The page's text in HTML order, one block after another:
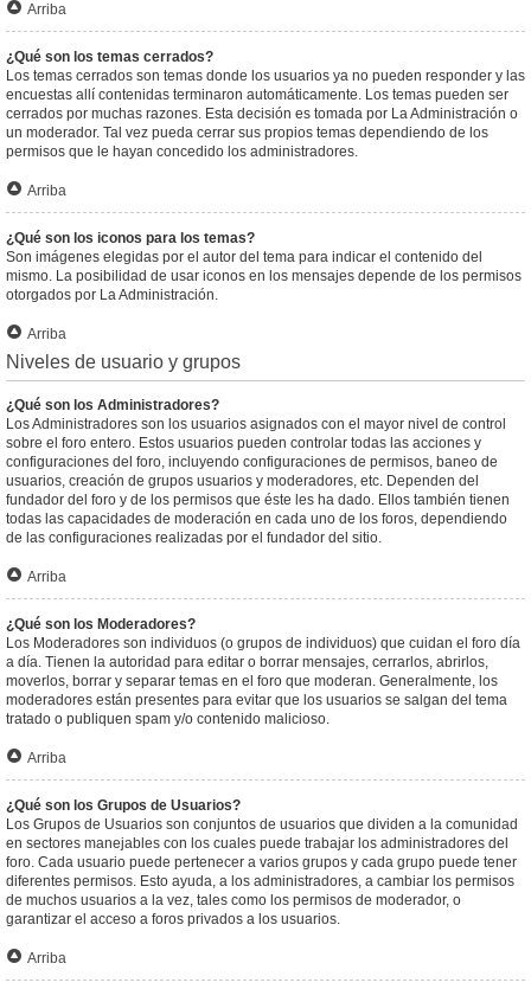
Arriba
¿Qué son los temas cerrados?
Los temas cerrados son temas donde los usuarios ya no pueden responder y las
encuestas allí contenidas terminaron automáticamente. Los temas pueden ser
cerrados por muchas razones. Esta decisión es tomada por La Administración o
un moderador. Tal vez pueda cerrar sus propios temas dependiendo de los
permisos que le hayan concedido los administradores.
Arriba
¿Qué son los iconos para los temas?
Son imágenes elegidas por el autor del tema para indicar el contenido del
mismo. La posibilidad de usar iconos en los mensajes depende de los permisos
otorgados por La Administración.
Arriba
Niveles de usuario y grupos
¿Qué son los Administradores?
Los Administradores son los usuarios asignados con el mayor nivel de control
sobre el foro entero. Estos usuarios pueden controlar todas las acciones y
configuraciones del foro, incluyendo configuraciones de permisos, baneo de
usuarios, creación de grupos usuarios y moderadores, etc. Dependen del
fundador del foro y de los permisos que éste les ha dado. Ellos también tienen
todas las capacidades de moderación en cada uno de los foros, dependiendo
de las configuraciones realizadas por el fundador del sitio.
Arriba
¿Qué son los Moderadores?
Los Moderadores son individuos (o grupos de individuos) que cuidan el foro día
a día. Tienen la autoridad para editar o borrar mensajes, cerrarlos, abrirlos,
moverlos, borrar y separar temas en el foro que moderan. Generalmente, los
moderadores están presentes para evitar que los usuarios se salgan del tema
tratado o publiquen spam y/o contenido malicioso.
Arriba
¿Qué son los Grupos de Usuarios?
Los Grupos de Usuarios son conjuntos de usuarios que dividen a la comunidad
en sectores manejables con los cuales puede trabajar los administradores del
foro. Cada usuario puede pertenecer a varios grupos y cada grupo puede tener
diferentes permisos. Esto ayuda, a los administradores, a cambiar los permisos
de muchos usuarios a la vez, tales como los permisos de moderador, o
garantizar el acceso a foros privados a los usuarios.
Arriba